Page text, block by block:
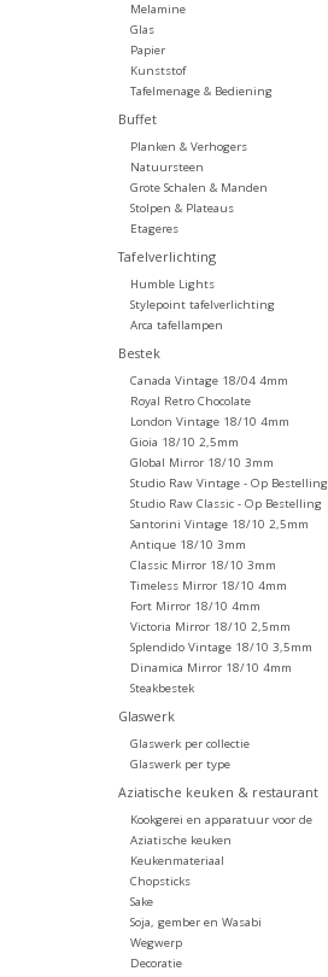
Melamine
Glas
Papier
Kunststof
Tafelmenage & Bediening
Buffet
Planken & Verhogers
Natuursteen
Grote Schalen & Manden
Stolpen & Plateaus
Etageres
Tafelverlichting
Humble Lights
Stylepoint tafelverlichting
Arca tafellampen
Bestek
Canada Vintage 18/04 4mm
Royal Retro Chocolate
London Vintage 18/10 4mm
Gioia 18/10 2,5mm
Global Mirror 18/10 3mm
Studio Raw Vintage - Op Bestelling
Studio Raw Classic - Op Bestelling
Santorini Vintage 18/10 2,5mm
Antique 18/10 3mm
Classic Mirror 18/10 3mm
Timeless Mirror 18/10 4mm
Fort Mirror 18/10 4mm
Victoria Mirror 18/10 2,5mm
Splendido Vintage 18/10 3,5mm
Dinamica Mirror 18/10 4mm
Steakbestek
Glaswerk
Glaswerk per collectie
Glaswerk per type
Aziatische keuken & restaurant
Kookgerei en apparatuur voor de
Aziatische keuken
Keukenmateriaal
Chopsticks
Sake
Soja, gember en Wasabi
Wegwerp
Decoratie